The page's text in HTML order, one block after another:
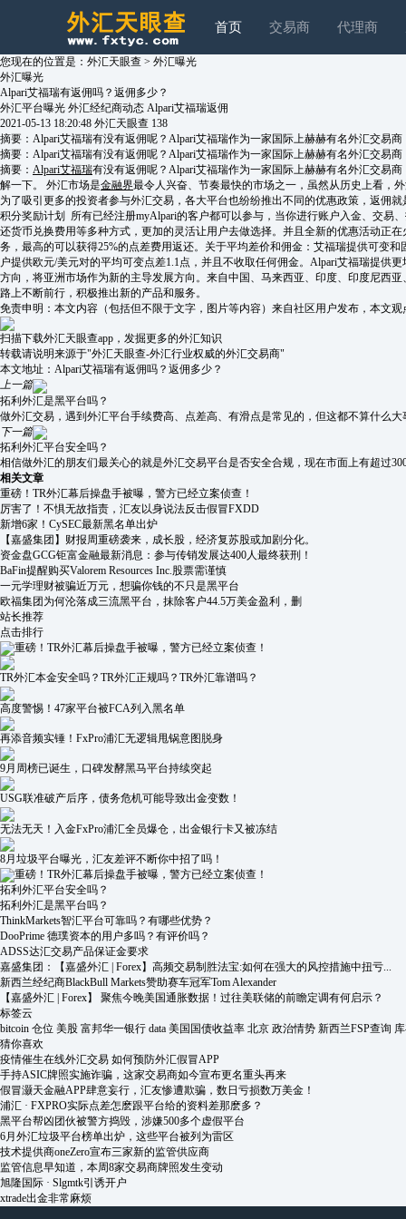
首页 交易商 代理商
您现在的位置是： 外汇天眼查 > 外汇曝光
外汇曝光
Alpari艾福瑞有返佣吗？返佣多少？
外汇平台曝光 外汇经纪商动态 Alpari艾福瑞返佣
2021-05-13 18:20:48 外汇天眼查 138
摘要：Alpari艾福瑞有没有返佣呢？Alpari艾福瑞作为一家国际上赫赫有名外汇交易
摘要：Alpari艾福瑞有没有返佣呢？Alpari艾福瑞作为一家国际上赫赫有名外汇交易
摘要： Alpari艾福瑞有没有返佣呢？Alpari艾福瑞作为一家国际上赫赫有名外汇交易
解一下。 外汇市场是金融界最令人兴奋、节奏最快的市场之一，虽然从历史上看，
为了吸引更多的投资者参与外汇交易，各大平台也纷纷推出不同的优惠政策，返佣
积分奖励计划 所有已经注册myAlpari的客户都可以参与，当你进行账户入金、交易
还货币兑换费用等多种方式，更加的灵活让用户去做选择。并且全新的优惠活动正
务，最高的可以获得25%的点差费用返还。关于平均差价和佣金：艾福瑞提供可变
户提供欧元/美元对的平均可变点差1.1点，并且不收取任何佣金。Alpari艾福瑞提供
方向，将亚洲市场作为新的主导发展方向。来自中国、马来西亚、印度、印度尼西
路上不断前行，积极推出新的产品和服务。
免责申明：本文内容（包括但不限于文字，图片等内容）来自社区用户发布，本文
扫描下载外汇天眼查app，发掘更多的外汇知识
转载请说明来源于"外汇天眼查-外汇行业权威的外汇交易商"
本文地址： Alpari艾福瑞有返佣吗？返佣多少？
上一篇
拓利外汇是黑平台吗？
做外汇交易，遇到外汇平台手续费高、点差高、有滑点是常见的，但这都不算什么
下一篇
拓利外汇平台安全吗？
相信做外汇的朋友们最关心的就是外汇交易平台是否安全合规，现在市面上有超过
相关文章
重磅！TR外汇幕后操盘手被曝，警方已经立案侦查！
厉害了！不惧无故指责，汇友以身说法反击假冒FXDD
新增6家！CySEC最新黑名单出炉
【嘉盛集团】财报周重磅袭来，成长股，经济复苏股或加剧分化。
资金盘GCG钜富金融最新消息：参与传销发展达400人最终获刑！
BaFin提醒购买Valorem Resources Inc.股票需谨慎
一元学理财被骗近万元，想骗你钱的不只是黑平台
欧福集团为何沦落成三流黑平台，抹除客户44.5万美金盈利，删
站长推荐
点击排行
重磅！TR外汇幕后操盘手被曝，警方已经立案侦查！
TR外汇本金安全吗？TR外汇正规吗？TR外汇靠谱吗？
高度警惕！47家平台被FCA列入黑名单
再添音频实锤！FxPro浦汇无逻辑甩锅意图脱身
9月周榜已诞生，口碑发酵黑马平台持续突起
USG联准破产后序，债务危机可能导致出金变数！
无法无天！入金FxPro浦汇全员爆仓，出金银行卡又被冻结
8月垃圾平台曝光，汇友差评不断你中招了吗！
重磅！TR外汇幕后操盘手被曝，警方已经立案侦查！
拓利外汇平台安全吗？
拓利外汇是黑平台吗？
ThinkMarkets智汇平台可靠吗？有哪些优势？
DooPrime 德璞资本的用户多吗？有评价吗？
ADSS达汇交易产品保证金要求
嘉盛集团：【嘉盛外汇 | Forex】高频交易制胜法宝:如何在强大的风控措施中扭亏...
新西兰经纪商BlackBull Markets赞助赛车冠军Tom Alexander
【嘉盛外汇 | Forex】 聚焦今晚美国通胀数据！过往美联储的前瞻定调有何启示？
标签云
bitcoin 仓位 美股 富邦华一银行 data 美国国债收益率 北京 政治情势 新西兰FSP查询
猜你喜欢
疫情催生在线外汇交易 如何预防外汇假冒APP
手持ASIC牌照实施诈骗，这家交易商如今宣布更名重头再来
假冒灏天金融APP肆意妄行，汇友惨遭欺骗，数日亏损数万美金！
浦汇 · FXPRO实际点差怎麽跟平台给的资料差那麽多？
黑平台帮凶团伙被警方捣毁，涉嫌500多个虚假平台
6月外汇垃圾平台榜单出炉，这些平台被列为雷区
技术提供商oneZero宣布三家新的监管供应商
监管信息早知道，本周8家交易商牌照发生变动
旭隆国际 · Slgmtk引诱开户
xtrade出金非常麻烦